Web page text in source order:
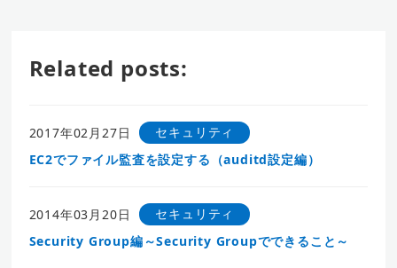
Related posts:
2017年02月27日
セキュリティ
EC2でファイル監査を設定する（auditd設定編）
2014年03月20日
セキュリティ
Security Group編～Security Groupでできること～